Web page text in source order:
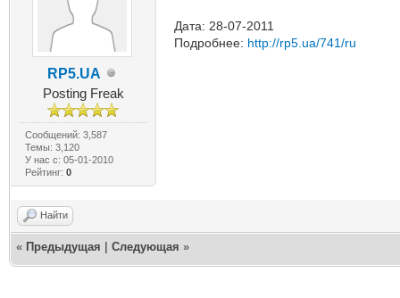
RP5.UA
Posting Freak
Сообщений: 3,587
Темы: 3,120
У нас с: 05-01-2010
Рейтинг: 0
Дата: 28-07-2011
Подробнее: http://rp5.ua/741/ru
Найти
« Предыдущая Следующая »